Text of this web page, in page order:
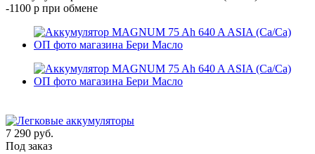
-1100 р при обмене
7 290 руб.
Под заказ